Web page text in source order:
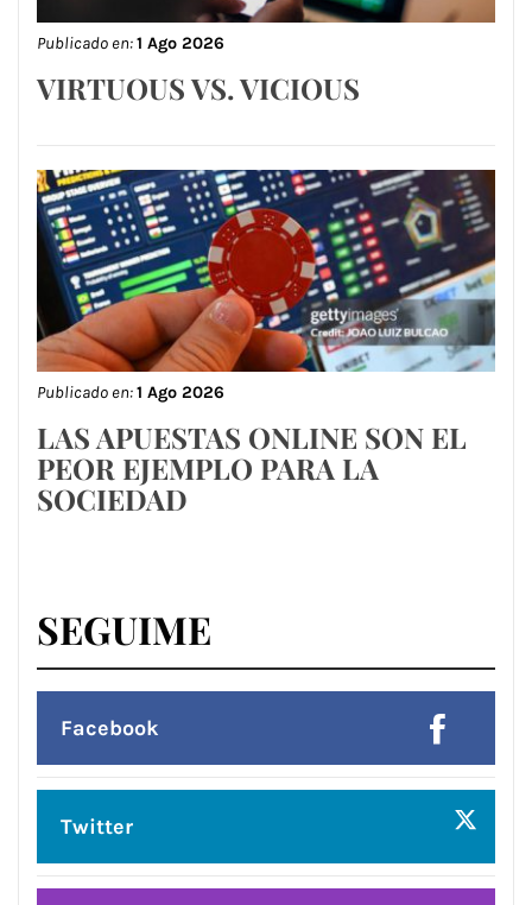
Publicado en:1 Ago 2026
VIRTUOUS VS. VICIOUS
Publicado en:1 Ago 2026
LAS APUESTAS ONLINE SON EL
PEOR EJEMPLO PARA LA
SOCIEDAD
SEGUIME
Facebook
Twitter